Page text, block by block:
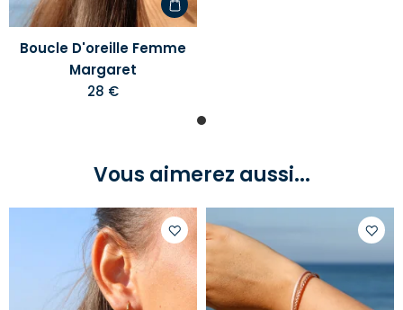
Boucle D'oreille Femme
Margaret
28 €
Vous aimerez aussi...
Ajouter
votre